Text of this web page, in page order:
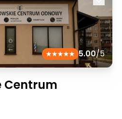
5.00/5
Centrum